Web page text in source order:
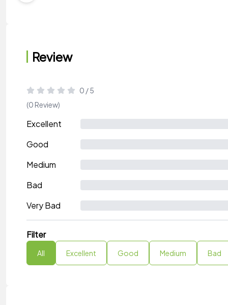
Review
0 / 5
(0 Review)
Excellent
Good
Medium
Bad
Very Bad
Filter
All Excellent Good Medium Bad